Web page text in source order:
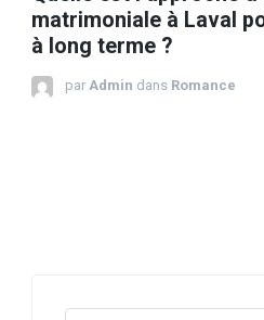
matrimoniale à Laval
à long terme ?
par Admin dans Romance